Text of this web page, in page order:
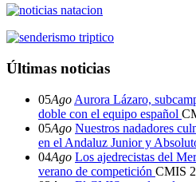
Últimas noticias
05Ago Aurora Lázaro,
doble con el equipo español
05Ago Nuestros nadadores
en el Andaluz Junior y
04Ago Los ajedrecistas del
verano de competición CMIS